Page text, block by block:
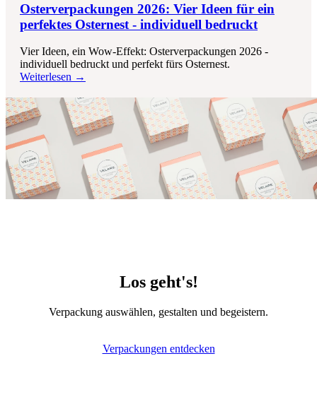
Osterverpackungen 2026: Vier Ideen für ein
perfektes Osternest - individuell bedruckt
Vier Ideen, ein Wow-Effekt: Osterverpackungen 2026 -
individuell bedruckt und perfekt fürs Osternest.
Weiterlesen →
Los geht's!
Verpackung auswählen, gestalten und begeistern.
Verpackungen entdecken